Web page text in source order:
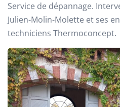
Service de dépannage.
Julien-Molin-Molette et ses
techniciens Thermoconcept.